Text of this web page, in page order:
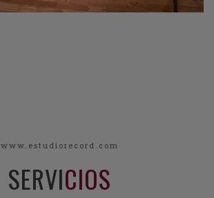
www.estudiorecord.com
SERVICIOS